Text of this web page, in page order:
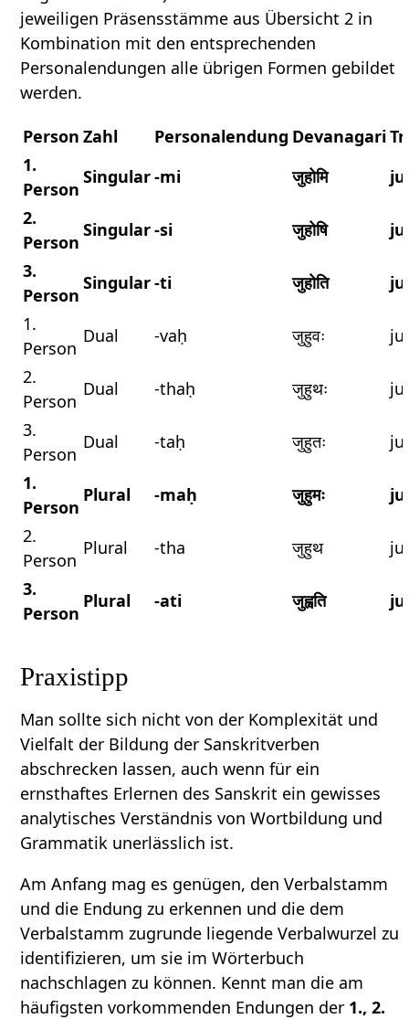
jeweiligen Präsensstämme aus Übersicht 2 in
Kombination mit den entsprechenden
Personalendungen alle übrigen Formen gebildet
werden.
Person Zahl Personalendung Devanagari
1.
Person
Singular-mi जुहोमि
2.
Person
Singular-si जुहोषि
3.
Person
Singular-ti जुहोति
1.
Person
Dual -vaḥ जुहुवः
2.
Person
Dual -thaḥ जुहुथः
3.
Person
Dual -taḥ जुहुतः
1.
Person
Plural -maḥ जुहुमः
2.
Person
Plural -tha जुहुथ
3.
Person
Plural -ati जुह्वति
Praxistipp
Man sollte sich nicht von der Komplexität und
Vielfalt der Bildung der Sanskritverben
abschrecken lassen, auch wenn für ein
ernsthaftes Erlernen des Sanskrit ein gewisses
analytisches Verständnis von Wortbildung und
Grammatik unerlässlich ist.
Am Anfang mag es genügen, den Verbalstamm
und die Endung zu erkennen und die dem
Verbalstamm zugrunde liegende Verbalwurzel zu
identifizieren, um sie im Wörterbuch
nachschlagen zu können. Kennt man die am
häufigsten vorkommenden Endungen der 1., 2.